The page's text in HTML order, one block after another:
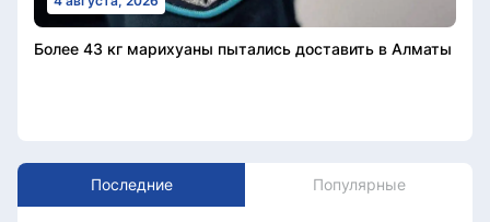
Более 43 кг марихуаны пытались доставить в Алматы
Последние Популярные